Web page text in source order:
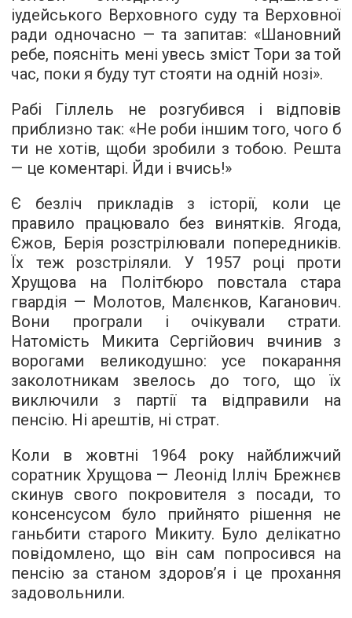
іудейського Верховного суду та Верховної
ради одночасно — та запитав: «Шановний
ребе, поясніть мені увесь зміст Тори за той
час, поки я буду тут стояти на одній нозі».
Рабі Гіллель не розгубився і відповів
приблизно так: «Не роби іншим того, чого б
ти не хотів, щоби зробили з тобою. Решта
— це коментарі. Йди і вчись!»
Є безліч прикладів з історії, коли це
правило працювало без винятків. Ягода,
Єжов, Берія розстрілювали попередників.
Їх теж розстріляли. У 1957 році проти
Хрущова на Політбюро повстала стара
гвардія — Молотов, Малєнков, Каганович.
Вони програли і очікували страти.
Натомість Микита Сергійович вчинив з
ворогами великодушно: усе покарання
заколотникам звелось до того, що їх
виключили з партії та відправили на
пенсію. Ні арештів, ні страт.
Коли в жовтні 1964 року найближчий
соратник Хрущова — Леонід Ілліч Брежнєв
скинув свого покровителя з посади, то
консенсусом було прийнято рішення не
ганьбити старого Микиту. Було делікатно
повідомлено, що він сам попросився на
пенсію за станом здоров’я і це прохання
задовольнили.